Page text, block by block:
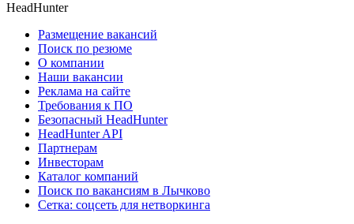
HeadHunter
Размещение вакансий
Поиск по резюме
О компании
Наши вакансии
Реклама на сайте
Требования к ПО
Безопасный HeadHunter
HeadHunter API
Партнерам
Инвесторам
Каталог компаний
Поиск по вакансиям в Лычково
Сетка: соцсеть для нетворкинга